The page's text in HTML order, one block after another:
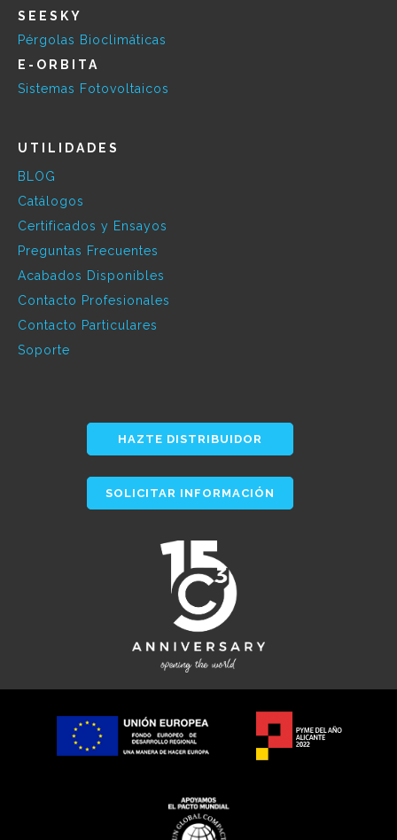
SEESKY
Pérgolas Bioclimáticas
E-ORBITA
Sistemas Fotovoltaicos
UTILIDADES
BLOG
Catálogos
Certificados y Ensayos
Preguntas Frecuentes
Acabados Disponibles
Contacto Profesionales
Contacto Particulares
Soporte
HAZTE DISTRIBUIDOR
SOLICITAR INFORMACIÓN